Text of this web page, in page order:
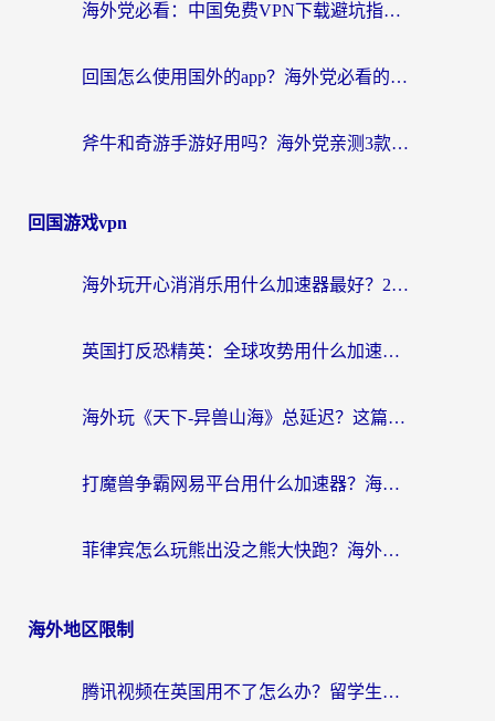
海外党必看：中国免费VPN下载避坑指南 + 无缝访问国内资源的终极方案
回国怎么使用国外的app？海外党必看的无缝访问国内资源全攻略
斧牛和奇游手游好用吗？海外党亲测3款回国加速器，选对才能无缝刷国内资源
回国游戏vpn
海外玩开心消消乐用什么加速器最好？2026真实体验指南，告别延迟卡顿
英国打反恐精英：全球攻势用什么加速器？2026年实测有效的国服游戏加速指南
海外玩《天下-异兽山海》总延迟？这篇延迟加速器指南帮你告别卡顿（附日本玩Sky光·遇最高警戒解决方案）
打魔兽争霸网易平台用什么加速器？海外党亲测有效的国服游戏加速指南
菲律宾怎么玩熊出没之熊大快跑？海外党国服游戏加速终极攻略（附3款热门游戏实测）
海外地区限制
腾讯视频在英国用不了怎么办？留学生亲测有效的回国加速器指南